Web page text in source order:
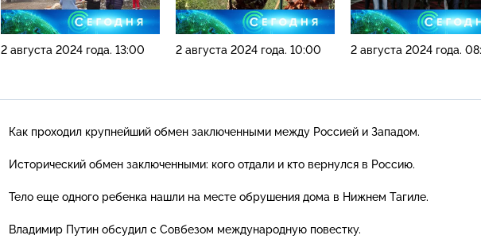
2 августа 2024 года. 13:00 2 августа 2024 года. 10:00 2 августа 2024 года.
Как проходил крупнейший обмен заключенными между Россией и Западом.
Исторический обмен заключенными: кого отдали и кто вернулся в Россию.
Тело еще одного ребенка нашли на месте обрушения дома в Нижнем Тагиле.
Владимир Путин обсудил с Совбезом международную повестку.